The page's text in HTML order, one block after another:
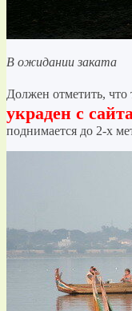
В ожидании заката
Должен отметить, что
украден с
поднимается до 2-х